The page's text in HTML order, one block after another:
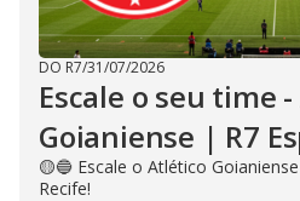
DO R7/31/07/2026
Escale o seu time
Goianiense | R7
🟡🔵 Escale o Atlético
Recife!